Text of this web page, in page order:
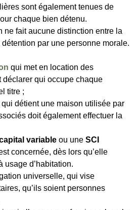
sont également tenues de
chaque bien détenu.
ne fait aucune distinction entre la
par une personne morale.
qui met en location des
déclarer qui occupe chaque
titre ;
qui détient une maison utilisée par
doit également effectuer la
variable ou une SCI
concernée, dès lors qu’elle
usage d’habitation.
universelle, qui vise
qu’ils soient personnes